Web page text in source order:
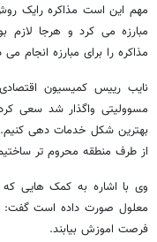
مهم این است مذاکره رایک
مبارزه می کرد و هرجا لازم
مذاکره را برای مبارزه انجام
نایب رییس کمیسیون
مسوولیتی واگذار شد سعی
بهترین شکل خدمات دهی کنیم.
از طرف منطقه محروم تر
وی با اشاره به کمک هایی
معلول صورت داده است گفت:
فرصت اموزش بیابند.